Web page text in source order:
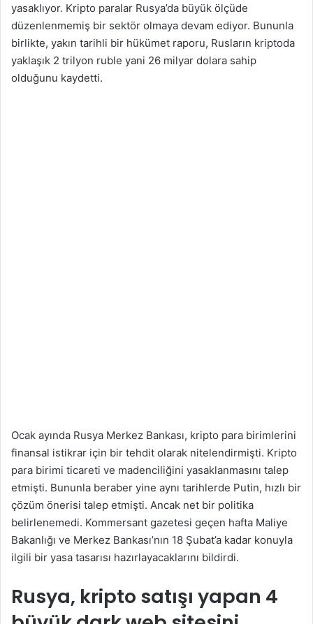
yasaklıyor. Kripto paralar Rusya’da büyük ölçüde
düzenlenmemiş bir sektör olmaya devam ediyor. Bununla
birlikte, yakın tarihli bir hükümet raporu, Rusların kriptoda
yaklaşık 2 trilyon ruble yani 26 milyar dolara sahip
olduğunu kaydetti.
Ocak ayında Rusya Merkez Bankası, kripto para birimlerini
finansal istikrar için bir tehdit olarak nitelendirmişti. Kripto
para birimi ticareti ve madenciliğini yasaklanmasını talep
etmişti. Bununla beraber yine aynı tarihlerde Putin, hızlı bir
çözüm önerisi talep etmişti. Ancak net bir politika
belirlenemedi. Kommersant gazetesi geçen hafta Maliye
Bakanlığı ve Merkez Bankası’nın 18 Şubat’a kadar konuyla
ilgili bir yasa tasarısı hazırlayacaklarını bildirdi.
Rusya, kripto satışı yapan 4